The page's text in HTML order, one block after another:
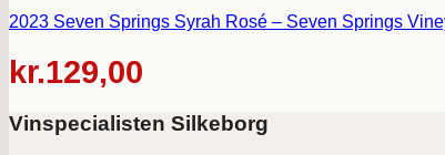
2023 Seven Springs Syrah Rosé – Seven Springs
kr.129,00
Vinspecialisten Silkeborg